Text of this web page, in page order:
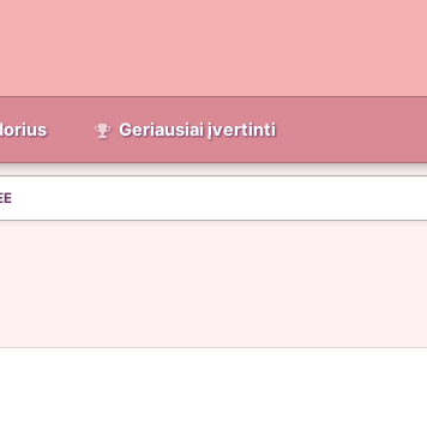
Geriausiai įvertinti